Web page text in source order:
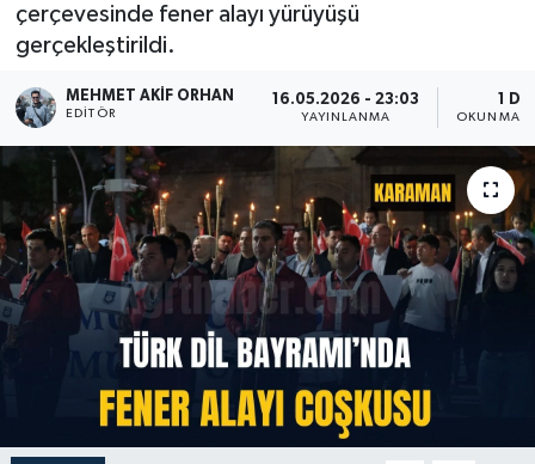
çerçevesinde fener alayı yürüyüşü
gerçekleştirildi.
MEHMET AKIF ORHAN
EDITÖR
16.05.2026 - 23:03
YAYINLANMA
1 DK
OKUNMA